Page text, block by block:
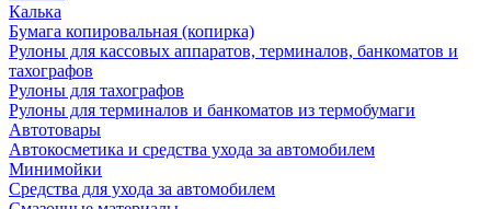
Калька
Бумага копировальная (копирка)
Рулоны для кассовых аппаратов, терминалов, банкоматов и
тахографов
Рулоны для тахографов
Рулоны для терминалов и банкоматов из термобумаги
Автотовары
Автокосметика и средства ухода за автомобилем
Минимойки
Средства для ухода за автомобилем